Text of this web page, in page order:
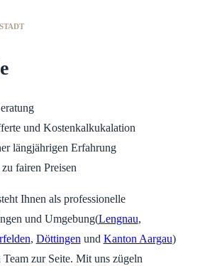
und Kostenkalkukalation
längjährigen Erfahrung
fairen Preisen
Ihnen als professionelle
und Umgebung(Lengnau,
, Döttingen und Kanton Aargau)
zur Seite. Mit uns zügeln